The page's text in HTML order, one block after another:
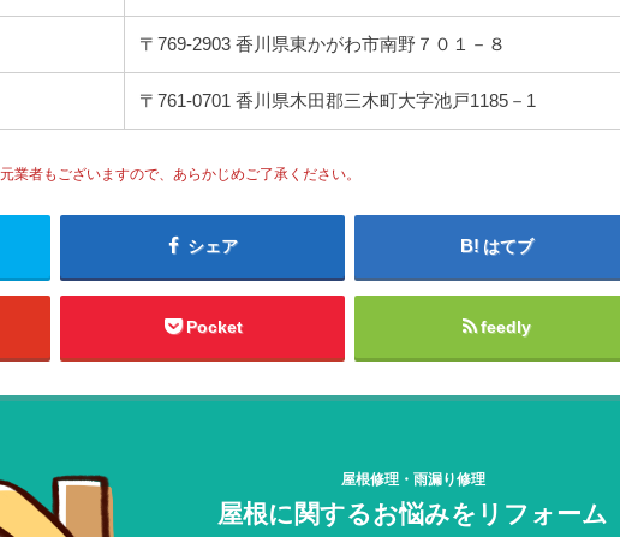
〒769-2903 香川県東かがわ市南野７０１－８
〒761-0701 香川県木田郡三木町大字池戸1185－1
者もございますので、あらかじめご了承ください。
シェア はてブ
Pocket feedly
屋根修理・雨漏り修理
屋根に関するお悩みをリフォーム